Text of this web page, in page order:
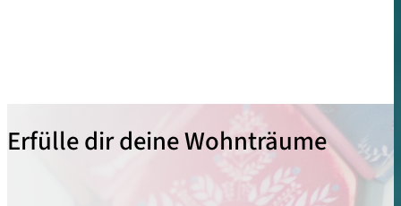
Erfülle dir deine Wohnträume